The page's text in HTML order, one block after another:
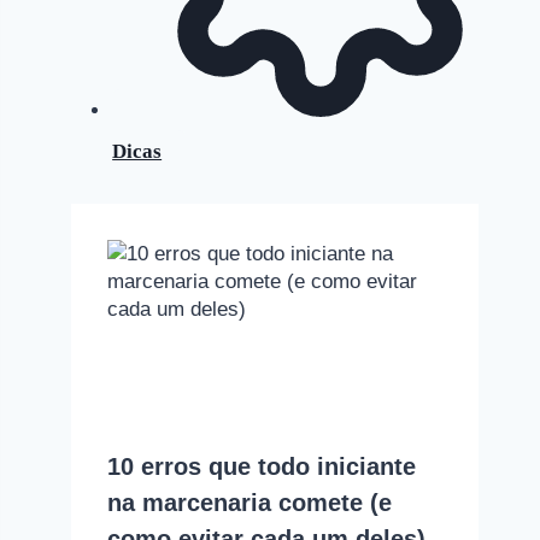
Dicas
10 erros que todo iniciante
na marcenaria comete (e